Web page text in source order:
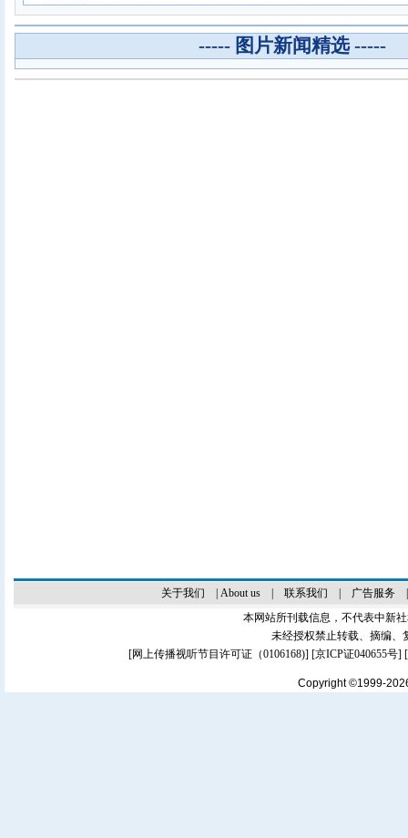
----- 图片新闻精选 -----
关于我们 About us| 联系我们 广告服务
本网站所刊载信息，不代表中新
未经授权禁止转载、摘编、
[网上传播视听节目许可证（0106168)] [京ICP证040655号]
Copyright ©1999-